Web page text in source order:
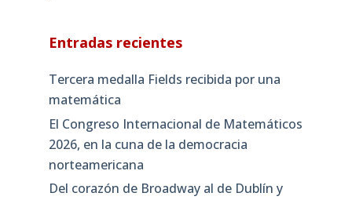
Entradas recientes
Tercera medalla Fields recibida por una
matemática
El Congreso Internacional de Matemáticos
2026, en la cuna de la democracia
norteamericana
Del corazón de Broadway al de Dublín y